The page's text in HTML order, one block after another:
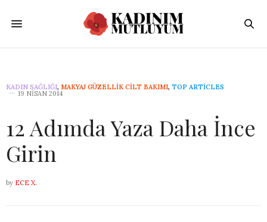
KADIN SAĞLIĞI, MAKYAJ GÜZELLIK CILT BAKIMI, TOP ARTICLES
19 NISAN 2014
12 Adımda Yaza Daha İnce
Girin
by ECE X.